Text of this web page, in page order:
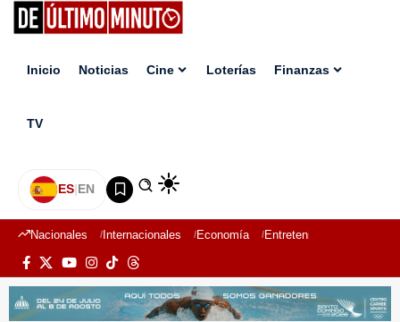
Inicio Noticias Cine Loterías Finanzas
TV
ES|EN
Nacionales Internacionales Economía Entretenimiento